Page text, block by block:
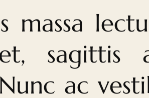
massa
sagittis
ac